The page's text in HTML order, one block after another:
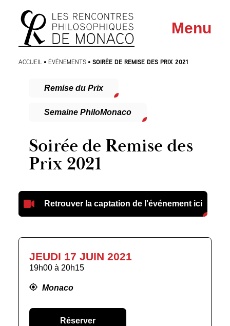
Aller
au
menu
Aller au
contenu
Menu
ACCUEIL • ÉVÈNEMENTS • SOIRÉE DE REMISE DES PRIX 2021
Remise du Prix
Semaine PhiloMonaco
Soirée de Remise des
Prix 2021
Retrouver la captation de l'événement ici
JEUDI 17 JUIN 2021
19h00 à 20h15
Monaco
Réserver